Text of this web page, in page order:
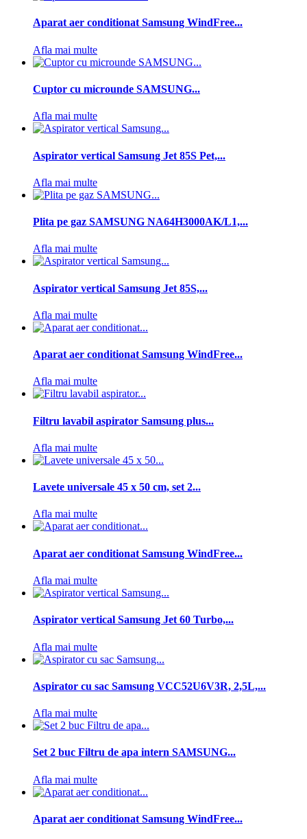
Aparat aer conditionat Samsung WindFree...
Afla mai multe
Cuptor cu microunde SAMSUNG...
Afla mai multe
Aspirator vertical Samsung Jet 85S Pet,...
Afla mai multe
Plita pe gaz SAMSUNG NA64H3000AK/L1,...
Afla mai multe
Aspirator vertical Samsung Jet 85S,...
Afla mai multe
Aparat aer conditionat Samsung WindFree...
Afla mai multe
Filtru lavabil aspirator Samsung plus...
Afla mai multe
Lavete universale 45 x 50 cm, set 2...
Afla mai multe
Aparat aer conditionat Samsung WindFree...
Afla mai multe
Aspirator vertical Samsung Jet 60 Turbo,...
Afla mai multe
Aspirator cu sac Samsung VCC52U6V3R, 2,5L,...
Afla mai multe
Set 2 buc Filtru de apa intern SAMSUNG...
Afla mai multe
Aparat aer conditionat Samsung WindFree...